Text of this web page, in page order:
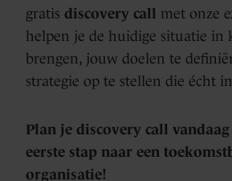
gratis discovery call met onze
helpen je de huidige situatie in
brengen, jouw doelen te
strategie op te stellen die écht
Plan je discovery call
eerste stap naar een
organisatie!